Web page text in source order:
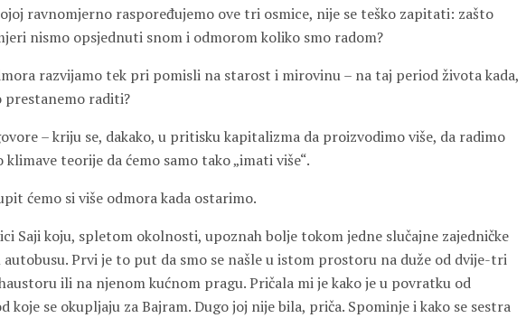
ravnomjerno raspoređujemo ove tri osmice, nije se teško zapitati: zašto
nismo opsjednuti snom i odmorom koliko smo radom?
razvijamo tek pri pomisli na starost i mirovinu – na taj period života kada,
raditi?
– kriju se, dakako, u pritisku kapitalizma da proizvodimo više, da radimo
teorije da ćemo samo tako „imati više“.
ćemo si više odmora kada ostarimo.
Saji koju, spletom okolnosti, upoznah bolje tokom jedne slučajne zajedničke
autobusu. Prvi je to put da smo se našle u istom prostoru na duže od dvije-tri
ili na njenom kućnom pragu. Pričala mi je kako je u povratku od
koje se okupljaju za Bajram. Dugo joj nije bila, priča. Spominje i kako se sestra